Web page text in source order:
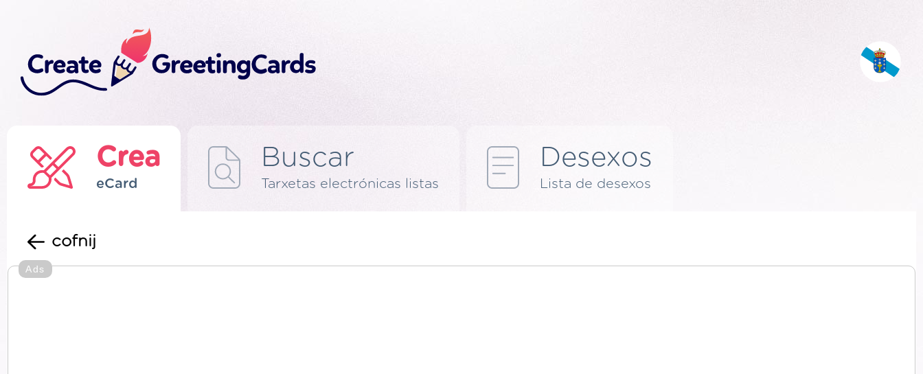
Crea
eCard
Buscar
Tarxetas electrónicas listas
Desexos
Lista de desexos
cofnij
Ads